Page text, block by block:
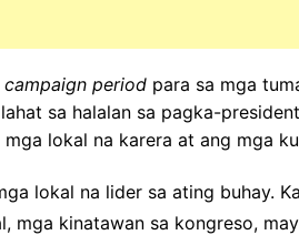
campaign period para sa mga
sa halalan sa pagka-
lokal na karera at ang mga
lokal na lider sa ating buhay.
mga kinatawan sa kongreso,